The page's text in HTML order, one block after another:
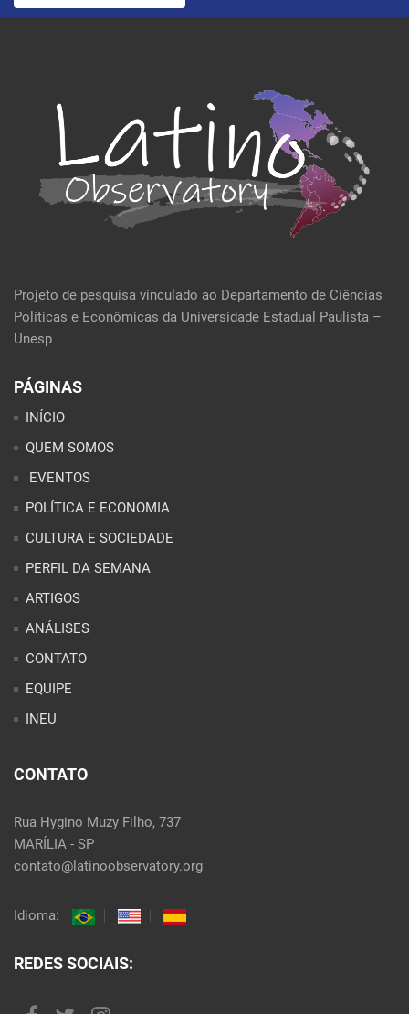
Projeto de pesquisa vinculado ao Departamento de Ciências
Políticas e Econômicas da Universidade Estadual Paulista –
Unesp
PÁGINAS
INÍCIO
QUEM SOMOS
EVENTOS
POLÍTICA E ECONOMIA
CULTURA E SOCIEDADE
PERFIL DA SEMANA
ARTIGOS
ANÁLISES
CONTATO
EQUIPE
INEU
CONTATO
Rua Hygino Muzy Filho, 737
MARÍLIA - SP
contato@latinoobservatory.org
Idioma:
REDES SOCIAIS: